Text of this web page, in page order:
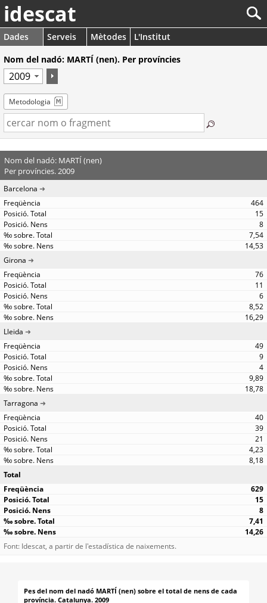
idescat
Dades Serveis Mètodes
L'Institut
Nom del nadó: MARTÍ (nen). Per províncies
Metodologia
Nom del nadó: MARTÍ (nen)
Per províncies. 2009
Barcelona
464
15
8
7,54
14,53
Girona
76
11
6
8,52
16,29
Lleida
49
9
4
9,89
18,78
Tarragona
40
39
21
4,23
8,18
Total
629
15
8
7,41
14,26
Font: Idescat, a partir de l'estadística de naixements.